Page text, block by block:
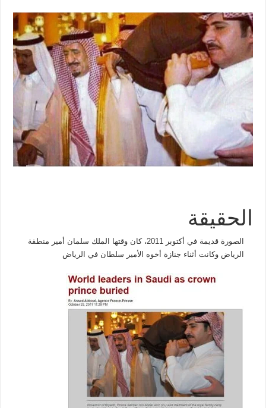
الحقيقة
الصورة قديمة في أكتوبر 2011، كان وقتها الملك سلمان أمير منطقة
الرياض وكانت أثناء جنازة أخوه الأمير سلطان في الرياض